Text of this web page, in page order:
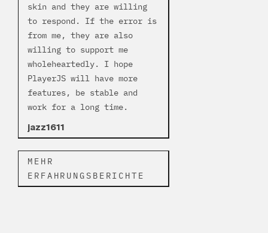
skin and they are willing
to respond. If the error is
from me, they are also
willing to support me
wholeheartedly. I hope
PlayerJS will have more
features, be stable and
work for a long time.
jazz1611
MEHR
ERFAHRUNGSBERICHTE